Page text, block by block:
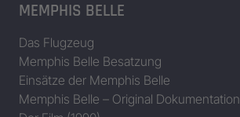
MEMPHIS BELLE
Das Flugzeug
Memphis Belle Besatzung
Einsätze der Memphis Belle
Memphis Belle – Original Dokumentation